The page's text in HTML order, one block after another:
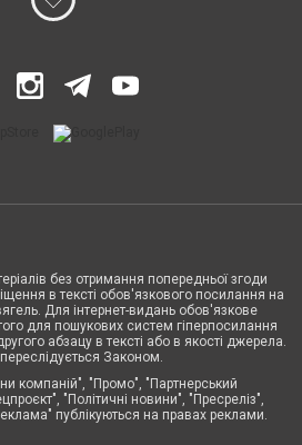
без отримання попередньої згоди
в тексті обов'язкового посилання на
Для інтернет-видань обов'язкове
для пошукових систем гіперпосилання
абзацу в тексті або в якості джерела.
Законом.
компаній", "Промо", "Партнерський
"Політичні новини", "Пресреліз",
публікуються на правах реклами.